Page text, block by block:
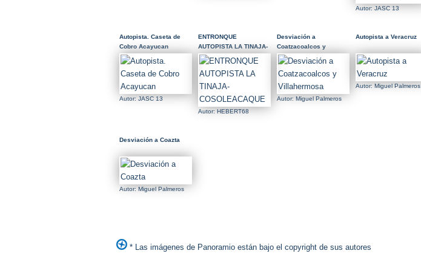
Autor: JASC 13
Autopista. Caseta de
Cobro Acayucan
Autor: JASC 13
ENTRONQUE
AUTOPISTA LA TINAJA-
COSOLEACAQUE
Autor: HEBERT68
Desviación a
Coatzacoalcos y
Villahermosa
Autor: Miguel Palmeros
Autopista a Veracruz
Autor: Miguel Palmeros
Desviación a Coazta
Autor: Miguel Palmeros
* Las imágenes de Panoramio están bajo el copyright de sus autores